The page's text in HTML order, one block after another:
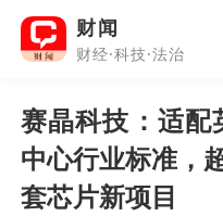
财闻
财经·科技·法治
赛晶科技：适配
中心行业标准，
套芯片新项目